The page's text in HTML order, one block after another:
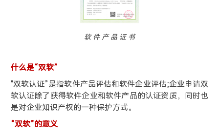
软 件 产 品 证 书
什么是“双软”
"双软认证”是指软件产品评估和软件企业评估;企业申请双
软认证除了获得软件企业和软件产品的认证资质，同时也
是对企业知识产权的一种保护方式。
“双软”的意义